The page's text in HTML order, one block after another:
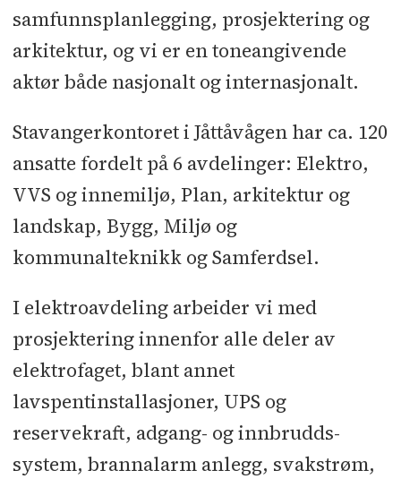
samfunnsplanlegging, prosjektering og
arkitektur, og vi er en toneangivende
aktør både nasjonalt og internasjonalt.
Stavangerkontoret i Jåttåvågen har ca. 120
ansatte fordelt på 6 avdelinger: Elektro,
VVS og innemiljø, Plan, arkitektur og
landskap, Bygg, Miljø og
kommunalteknikk og Samferdsel.
I elektroavdeling arbeider vi med
prosjektering innenfor alle deler av
elektrofaget, blant annet
lavspentinstallasjoner, UPS og
reservekraft, adgang- og innbrudds-
system, brannalarm anlegg, svakstrøm,